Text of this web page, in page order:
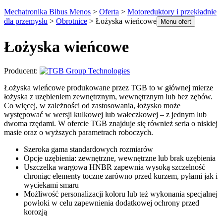
Mechatronika Bibus Menos > Oferta > Motoreduktory i przekładnie
dla przemysłu > Obrotnice > Łożyska wieńcowe Menu ofert
Łożyska wieńcowe
Producent:
Łożyska wieńcowe produkowane przez TGB to w głównej mierze
łożyska z uzębieniem zewnętrznym, wewnętrznym lub bez zębów.
Co więcej, w zależności od zastosowania, łożysko może
występować w wersji kulkowej lub wałeczkowej – z jednym lub
dwoma rzędami. W ofercie TGB znajduje się również seria o niskiej
masie oraz o wyższych parametrach roboczych.
Szeroka gama standardowych rozmiarów
Opcje uzębienia: zewnętrzne, wewnętrzne lub brak uzębienia
Uszczelka wargowa HNBR zapewnia wysoką szczelność
chroniąc elementy toczne zarówno przed kurzem, pyłami jak i
wyciekami smaru
Możliwość personalizacji koloru lub też wykonania specjalnej
powłoki w celu zapewnienia dodatkowej ochrony przed
korozją